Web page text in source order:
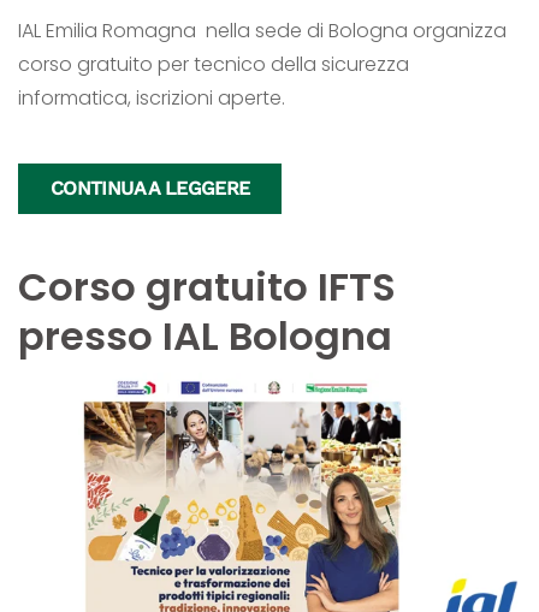
IAL Emilia Romagna nella sede di Bologna organizza
corso gratuito per tecnico della sicurezza
informatica, iscrizioni aperte.
CONTINUA A LEGGERE
Corso gratuito IFTS
presso IAL Bologna